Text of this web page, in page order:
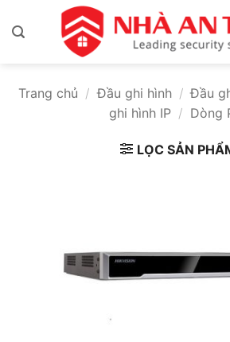
qua
Trang chủ / Đầu ghi hình / Đầu
ghi hình IP / Dòng
LỌC SẢN